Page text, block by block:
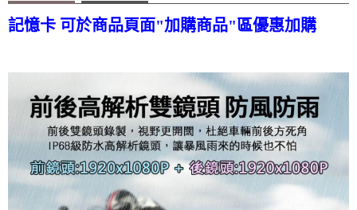
記憶卡 可於商品頁面"加購商品"區優惠加購